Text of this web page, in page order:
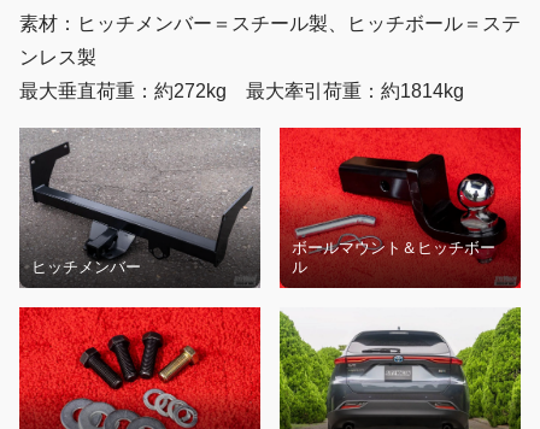
素材：ヒッチメンバー＝スチール製、ヒッチボール＝ステ
ンレス製
最大垂直荷重：約272kg 最大牽引荷重：約1814kg
ヒッチメンバー
ボールマウント＆ヒッチボー
ル